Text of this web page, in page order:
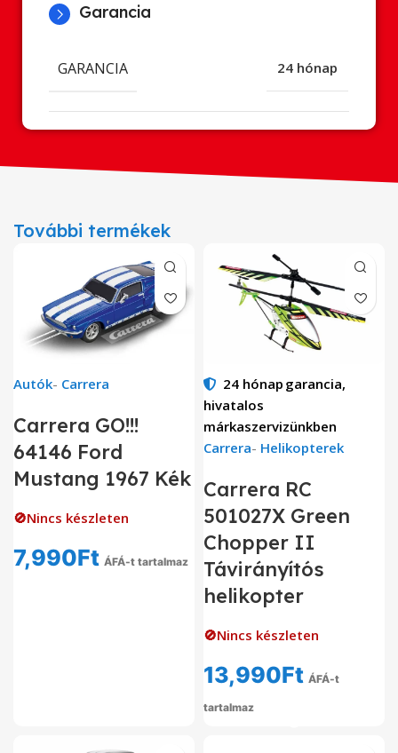
Garancia
GARANCIA 24 hónap
További termékek
Autók- Carrera
Carrera GO!!!
64146 Ford
Mustang 1967 Kék
🚫Nincs készleten
7,990Ft ÁFÁ-t tartalmaz
24 hónap garancia,
hivatalos
márkaszervizünkben
Carrera- Helikopterek
Carrera RC
501027X Green
Chopper II
Távirányítós
helikopter
🚫Nincs készleten
13,990Ft ÁFÁ-t
tartalmaz